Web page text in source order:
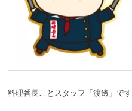
料理番長ことスタッフ「渡邊」です